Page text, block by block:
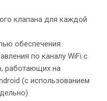
клапана для каждой
обеспечения
по каналу WiFi с
работающих на
(с использованием